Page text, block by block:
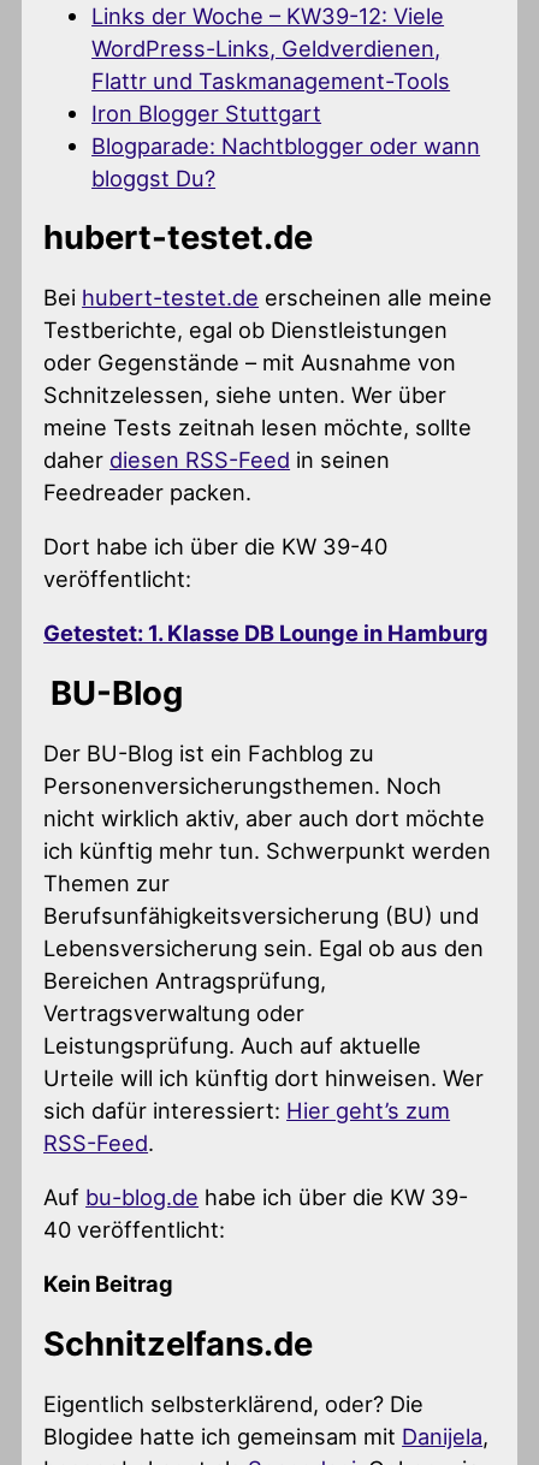
Links der Woche – KW39-12: Viele
WordPress-Links, Geldverdienen,
Flattr und Taskmanagement-Tools
Iron Blogger Stuttgart
Blogparade: Nachtblogger oder wann
bloggst Du?
hubert-testet.de
Bei hubert-testet.de erscheinen alle meine
Testberichte, egal ob Dienstleistungen
oder Gegenstände – mit Ausnahme von
Schnitzelessen, siehe unten. Wer über
meine Tests zeitnah lesen möchte, sollte
daher diesen RSS-Feed in seinen
Feedreader packen.
Dort habe ich über die KW 39-40
veröffentlicht:
Getestet: 1. Klasse DB Lounge in Hamburg
BU-Blog
Der BU-Blog ist ein Fachblog zu
Personenversicherungsthemen. Noch
nicht wirklich aktiv, aber auch dort möchte
ich künftig mehr tun. Schwerpunkt werden
Themen zur
Berufsunfähigkeitsversicherung (BU) und
Lebensversicherung sein. Egal ob aus den
Bereichen Antragsprüfung,
Vertragsverwaltung oder
Leistungsprüfung. Auch auf aktuelle
Urteile will ich künftig dort hinweisen. Wer
sich dafür interessiert: Hier geht’s zum
RSS-Feed.
Auf bu-blog.de habe ich über die KW 39-
40 veröffentlicht:
Kein Beitrag
Schnitzelfans.de
Eigentlich selbsterklärend, oder? Die
Blogidee hatte ich gemeinsam mit Danijela,